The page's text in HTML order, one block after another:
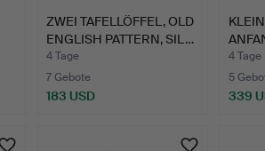
ZWEI TAFELLÖFFEL, OLD
ENGLISH PATTERN, SIL…
4 Tage
7 Gebote
183 USD
4 Tage
5
339